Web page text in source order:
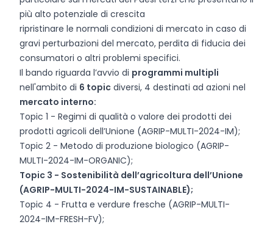
più alto potenziale di crescita
ripristinare le normali condizioni di mercato in caso di
gravi perturbazioni del mercato, perdita di fiducia dei
consumatori o altri problemi specifici.
Il bando riguarda l’avvio di programmi multipli
nell'ambito di 6 topic diversi, 4 destinati ad azioni nel
mercato interno:
Topic 1 - Regimi di qualità o valore dei prodotti dei
prodotti agricoli dell’Unione (AGRIP-MULTI-2024-IM);
Topic 2 - Metodo di produzione biologico (AGRIP-
MULTI-2024-IM-ORGANIC);
Topic 3 - Sostenibilità dell’agricoltura dell’Unione
(AGRIP-MULTI-2024-IM-SUSTAINABLE);
Topic 4 - Frutta e verdure fresche (AGRIP-MULTI-
2024-IM-FRESH-FV);